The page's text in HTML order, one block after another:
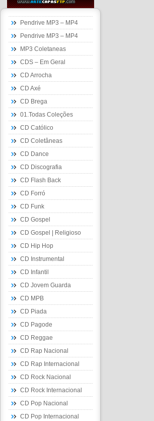
Pendrive MP3 – MP4
Pendrive MP3 – MP4
MP3 Coletaneas
CDS – Em Geral
CD Arrocha
CD Axé
CD Brega
01.Todas Coleções
CD Católico
CD Coletâneas
CD Dance
CD Discografia
CD Flash Back
CD Forró
CD Funk
CD Gospel
CD Gospel | Religioso
CD Hip Hop
CD Instrumental
CD Infantil
CD Jovem Guarda
CD MPB
CD Piada
CD Pagode
CD Reggae
CD Rap Nacional
CD Rap Internacional
CD Rock Nacional
CD Rock Internacional
CD Pop Nacional
CD Pop Internacional